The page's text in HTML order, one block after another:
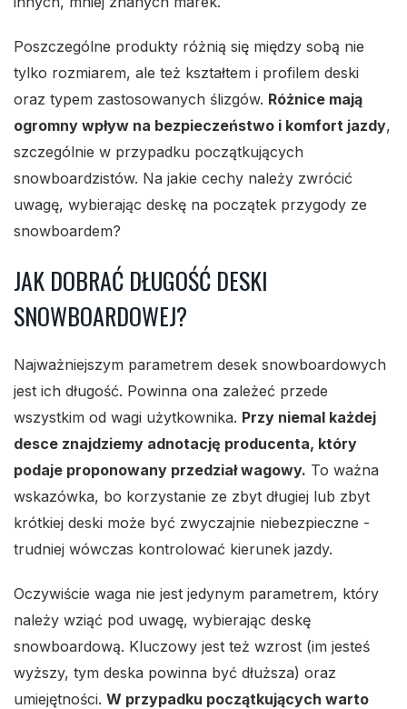
Poszczególne produkty różnią się między sobą nie
tylko rozmiarem, ale też kształtem i profilem deski
oraz typem zastosowanych ślizgów. Różnice mają
ogromny wpływ na bezpieczeństwo i komfort jazdy,
szczególnie w przypadku początkujących
snowboardzistów. Na jakie cechy należy zwrócić
uwagę, wybierając deskę na początek przygody ze
snowboardem?
JAK DOBRAĆ DŁUGOŚĆ DESKI
SNOWBOARDOWEJ?
Najważniejszym parametrem desek snowboardowych
jest ich długość. Powinna ona zależeć przede
wszystkim od wagi użytkownika. Przy niemal każdej
desce znajdziemy adnotację producenta, który
podaje proponowany przedział wagowy. To ważna
wskazówka, bo korzystanie ze zbyt długiej lub zbyt
krótkiej deski może być zwyczajnie niebezpieczne -
trudniej wówczas kontrolować kierunek jazdy.
Oczywiście waga nie jest jedynym parametrem, który
należy wziąć pod uwagę, wybierając deskę
snowboardową. Kluczowy jest też wzrost (im jesteś
wyższy, tym deska powinna być dłuższa) oraz
umiejętności. W przypadku początkujących warto